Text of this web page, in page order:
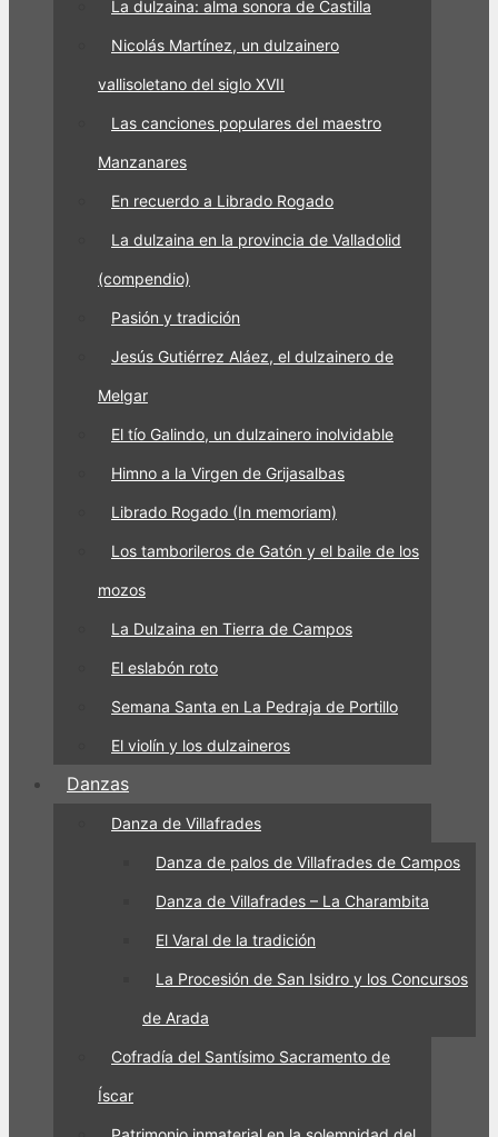
La dulzaina: alma sonora de Castilla
Nicolás Martínez, un dulzainero
vallisoletano del siglo XVII
Las canciones populares del maestro
Manzanares
En recuerdo a Librado Rogado
La dulzaina en la provincia de Valladolid
(compendio)
Pasión y tradición
Jesús Gutiérrez Aláez, el dulzainero de
Melgar
El tío Galindo, un dulzainero inolvidable
Himno a la Virgen de Grijasalbas
Librado Rogado (In memoriam)
Los tamborileros de Gatón y el baile de los
mozos
La Dulzaina en Tierra de Campos
El eslabón roto
Semana Santa en La Pedraja de Portillo
El violín y los dulzaineros
Danzas
Danza de Villafrades
Danza de palos de Villafrades de Campos
Danza de Villafrades – La Charambita
El Varal de la tradición
La Procesión de San Isidro y los Concursos
de Arada
Cofradía del Santísimo Sacramento de
Íscar